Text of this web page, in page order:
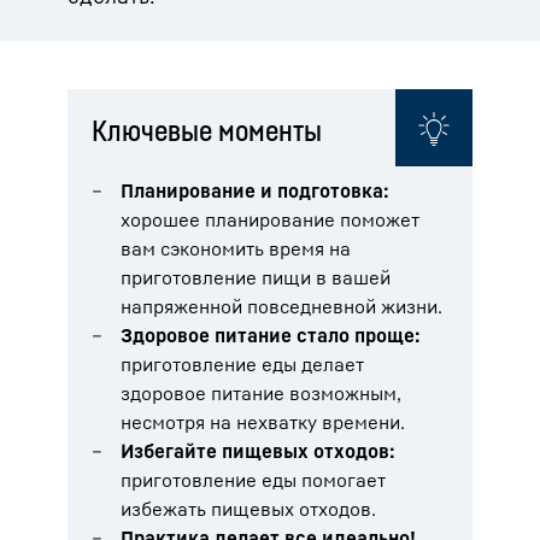
Ключевые моменты
Планирование и подготовка:
хорошее планирование поможет
вам сэкономить время на
приготовление пищи в вашей
напряженной повседневной жизни.
Здоровое питание стало проще:
приготовление еды делает
здоровое питание возможным,
несмотря на нехватку времени.
Избегайте пищевых отходов:
приготовление еды помогает
избежать пищевых отходов.